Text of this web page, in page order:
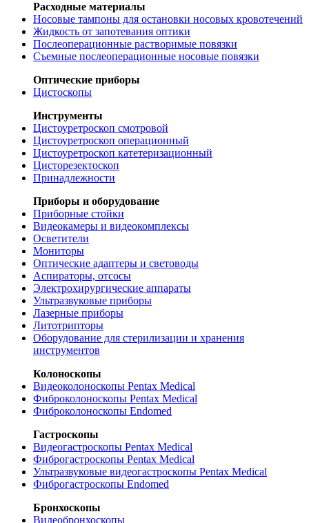
Расходные материалы
Носовые тампоны для остановки носовых кровотечений
Жидкость от запотевания оптики
Послеоперационные растворимые повязки
Съемные послеоперационные носовые повязки
Оптические приборы
Цистоскопы
Инструменты
Цистоуретроскоп смотровой
Цистоуретроскоп операционный
Цистоуретроскоп катетеризационный
Цисторезектоскоп
Принадлежности
Приборы и оборудование
Приборные стойки
Видеокамеры и видеокомплексы
Осветители
Мониторы
Оптические адаптеры и световоды
Аспираторы, отсосы
Электрохирургические аппараты
Ультразвуковые приборы
Лазерные приборы
Литотрипторы
Оборудование для стерилизации и хранения
инструментов
Колоноскопы
Видеоколоноскопы Pentax Medical
Фиброколоноскопы Pentax Medical
Фиброколоноскопы Endomed
Гастроскопы
Видеогастроскопы Pentax Medical
Фиброгастроскопы Pentax Medical
Ультразвуковые видеогастроскопы Pentax Medical
Фиброгастроскопы Endomed
Бронхоскопы
Видеобронхоскопы